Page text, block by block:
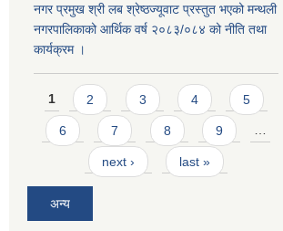
नगर प्रमुख श्री लब श्रेष्ठज्यूवाट प्रस्तुत भएको मन्थली
नगरपालिकाको आर्थिक वर्ष २०८३/०८४ को नीति तथा
कार्यक्रम ।
Pages
1 2 3 4 5
6 7 8 9 …
next › last »
अन्य